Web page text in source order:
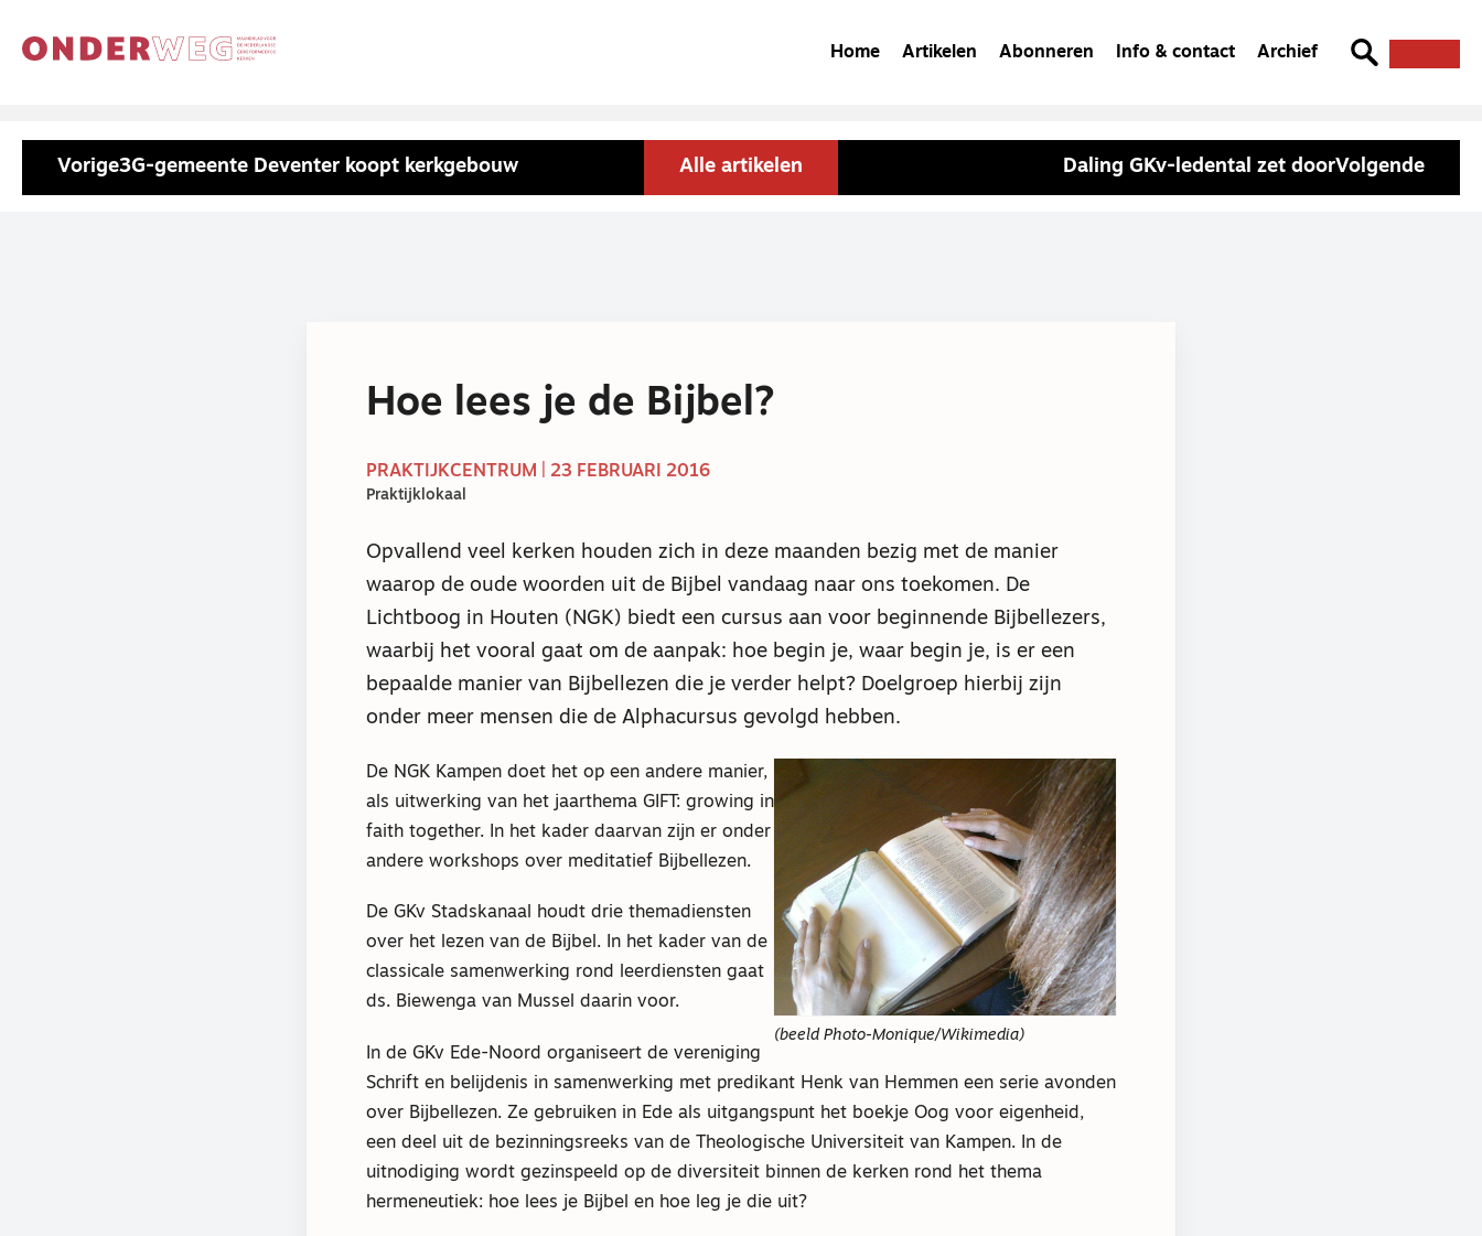
Home Artikelen Abonneren Info & contact Archief
Vorige3G-gemeente Deventer koopt kerkgebouw Alle artikelen Daling GKv-ledental zet doorVolgende
Hoe lees je de Bijbel?
PRAKTIJKCENTRUM | 23 FEBRUARI 2016
Praktijklokaal
Opvallend veel kerken houden zich in deze maanden bezig met de manier
waarop de oude woorden uit de Bijbel vandaag naar ons toekomen. De
Lichtboog in Houten (NGK) biedt een cursus aan voor beginnende Bijbellezers,
waarbij het vooral gaat om de aanpak: hoe begin je, waar begin je, is er een
bepaalde manier van Bijbellezen die je verder helpt? Doelgroep hierbij zijn
onder meer mensen die de Alphacursus gevolgd hebben.
(beeld Photo-Monique/Wikimedia)
De NGK Kampen doet het op een andere manier,
als uitwerking van het jaarthema GIFT: growing in
faith together. In het kader daarvan zijn er onder
andere workshops over meditatief Bijbellezen.
De GKv Stadskanaal houdt drie themadiensten
over het lezen van de Bijbel. In het kader van de
classicale samenwerking rond leerdiensten gaat
ds. Biewenga van Mussel daarin voor.
In de GKv Ede-Noord organiseert de vereniging
Schrift en belijdenis in samenwerking met predikant Henk van Hemmen een serie avonden
over Bijbellezen. Ze gebruiken in Ede als uitgangspunt het boekje Oog voor eigenheid,
een deel uit de bezinningsreeks van de Theologische Universiteit van Kampen. In de
uitnodiging wordt gezinspeeld op de diversiteit binnen de kerken rond het thema
hermeneutiek: hoe lees je Bijbel en hoe leg je die uit?